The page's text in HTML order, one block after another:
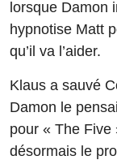
lorsque Damon
hypnotise Matt
qu’il va l’aider.
Klaus a sauvé
Damon le
pour « The Five
désormais le